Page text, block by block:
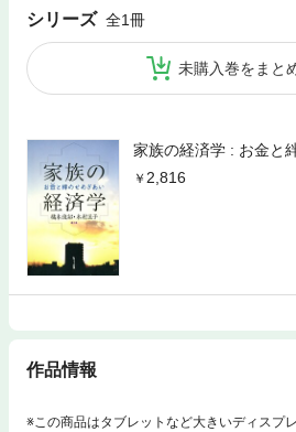
シリーズ 全1冊
未購入巻をまと
家族の経済学 : お金と
2,816
作品情報
※この商品はタブレットなど大きいディスプ